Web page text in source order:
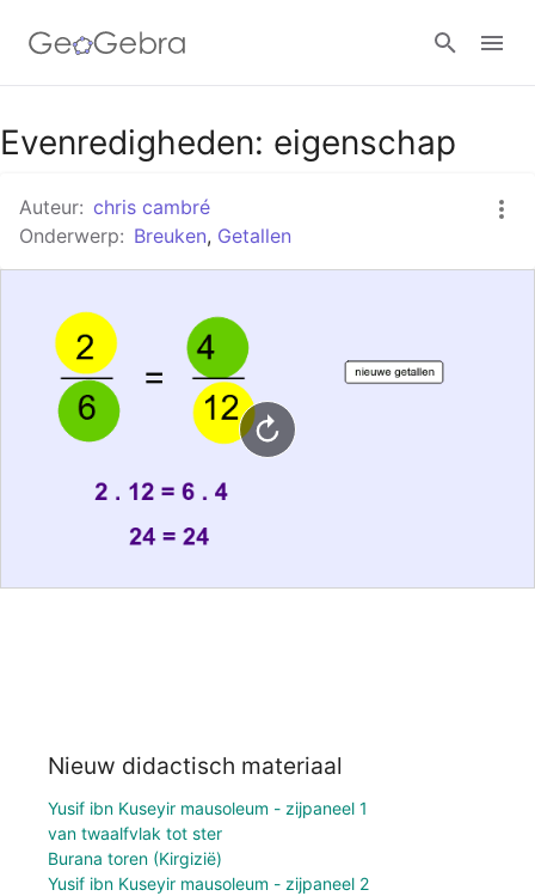
Google Classroom
GeoGebra Klaslokaal
Evenredigheden: eigenschap
Auteur: chris cambré
Onderwerp: Breuken, Getallen
Nieuw didactisch materiaal
Yusif ibn Kuseyir mausoleum - zijpaneel 1
van twaalfvlak tot ster
Burana toren (Kirgizië)
Yusif ibn Kuseyir mausoleum - zijpaneel 2